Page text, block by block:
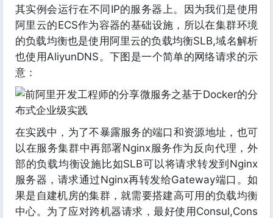
其实例会运行在不同IP的服务器上。因为我们是使用
阿里云的ECS作为容器的基础设施，所以在集群环境
的负载均衡也是使用阿里云的负载均衡SLB,域名解析
也使用AliyunDNS。下图是一个简单的网络请求的示
意：
在实践中，为了不暴露服务的端口和资源地址，也可
以在服务集群中再部署Nginx服务作为反向代理，外
部的负载均衡设施比如SLB可以将请求转发到Nginx
服务器，请求通过Nginx再转发给Gateway端口。如
果是自建机房的集群，就需要搭建高可用的负载均衡
中心。为了应对跨机器请求，最好使用Consul,Cons